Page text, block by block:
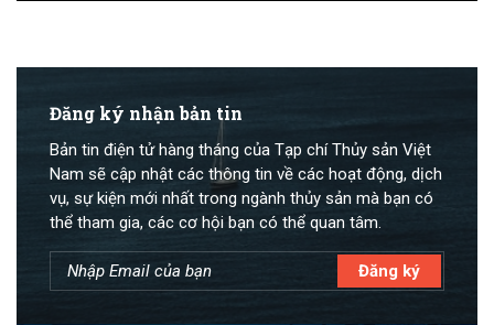
Đăng ký nhận bản tin
Bản tin điện tử hàng tháng của Tạp chí Thủy sản Việt
Nam sẽ cập nhật các thông tin về các hoạt động, dịch
vụ, sự kiện mới nhất trong ngành thủy sản mà bạn có
thể tham gia, các cơ hội bạn có thể quan tâm.